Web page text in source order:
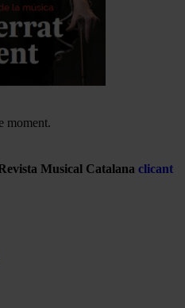
moment.
Musical Catalana clicant